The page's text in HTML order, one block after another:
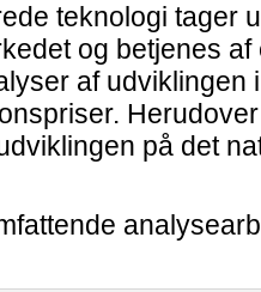
teknologi tager
og betjenes
af udviklingen
på det